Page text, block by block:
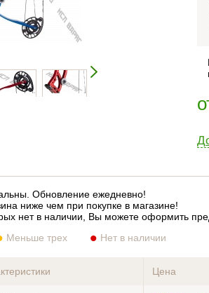
Обновление ежедневно!
ниже чем при покупке в магазине!
нет в наличии, Вы можете оформить
Меньше трех Нет в наличии
Цена